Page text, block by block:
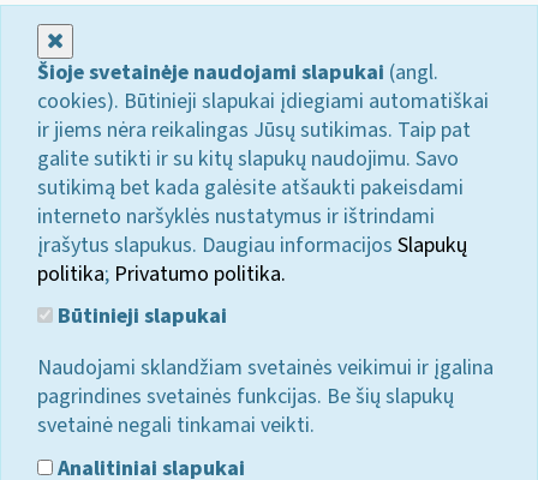
Šioje svetainėje naudojami slapukai (angl.
cookies). Būtinieji slapukai įdiegiami automatiškai
ir jiems nėra reikalingas Jūsų sutikimas. Taip pat
galite sutikti ir su kitų slapukų naudojimu. Savo
sutikimą bet kada galėsite atšaukti pakeisdami
interneto naršyklės nustatymus ir ištrindami
įrašytus slapukus. Daugiau informacijos Slapukų
politika; Privatumo politika.
Būtinieji slapukai
Naudojami sklandžiam svetainės veikimui ir įgalina
pagrindines svetainės funkcijas. Be šių slapukų
svetainė negali tinkamai veikti.
Analitiniai slapukai